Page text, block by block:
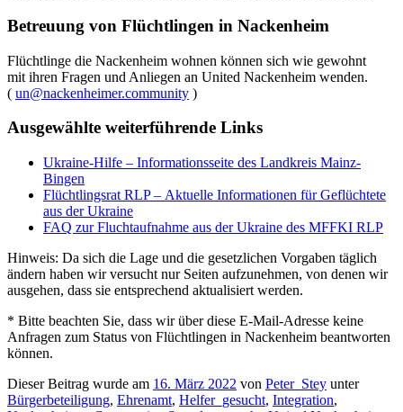
Betreuung von Flüchtlingen in Nackenheim
Flüchtlinge die Nackenheim wohnen können sich wie gewohnt
mit ihren Fragen und Anliegen an United Nackenheim wenden.
( un@nackenheimer.community )
Ausgewählte weiterführende Links
Ukraine-Hilfe – Informationsseite des Landkreis Mainz-
Bingen
Flüchtlingsrat RLP – Aktuelle Informationen für Geflüchtete
aus der Ukraine
FAQ zur Fluchtaufnahme aus der Ukraine des MFFKI RLP
Hinweis: Da sich die Lage und die gesetzlichen Vorgaben täglich
ändern haben wir versucht nur Seiten aufzunehmen, von denen wir
ausgehen, dass sie entsprechend aktualisiert werden.
* Bitte beachten Sie, dass wir über diese E-Mail-Adresse keine
Anfragen zum Status von Flüchtlingen in Nackenheim beantworten
können.
Dieser Beitrag wurde am 16. März 2022 von Peter_Stey unter
Bürgerbeteiligung, Ehrenamt, Helfer_gesucht, Integration,